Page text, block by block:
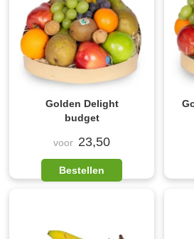
Golden Delight
budget
voor 23,50
Bestellen